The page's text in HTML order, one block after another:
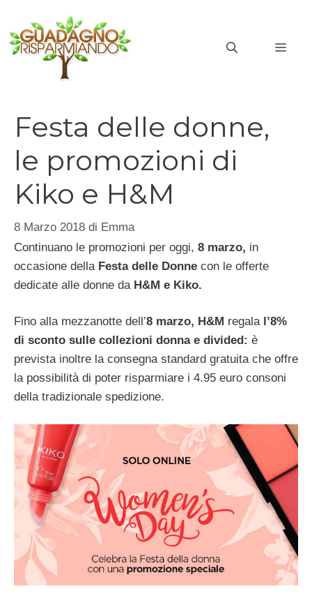
contenuto
Festa delle donne,
le promozioni di
Kiko e H&M
8 Marzo 2018 di Emma
Continuano le promozioni per oggi, 8 marzo, in
occasione della Festa delle Donne con le offerte
dedicate alle donne da H&M e Kiko.
Fino alla mezzanotte dell’8 marzo, H&M regalal’8%
di sconto sulle collezioni donna e divided: è
prevista inoltre la consegna standard gratuita che offre
la possibilità di poter risparmiare i 4.95 euro consoni
della tradizionale spedizione.